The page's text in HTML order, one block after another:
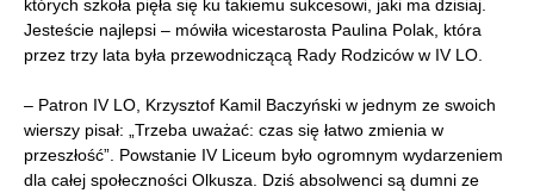
których szkoła pięła się ku takiemu sukcesowi, jaki ma dzisiaj.
Jesteście najlepsi – mówiła wicestarosta Paulina Polak, która
przez trzy lata była przewodniczącą Rady Rodziców w IV LO.
– Patron IV LO, Krzysztof Kamil Baczyński w jednym ze swoich
wierszy pisał: „Trzeba uważać: czas się łatwo zmienia w
przeszłość”. Powstanie IV Liceum było ogromnym wydarzeniem
dla całej społeczności Olkusza. Dziś absolwenci są dumni ze